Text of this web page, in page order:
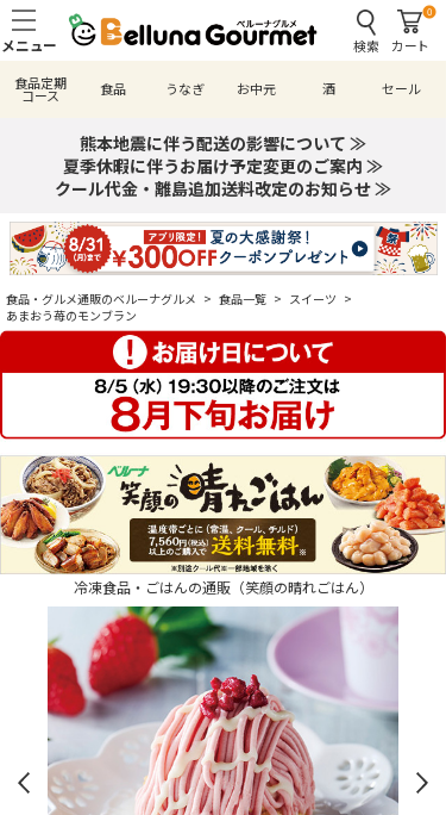
検索
0
カート
食品定期
コース 食品 うなぎ お中元 酒 セール
熊本地震に伴う配送の影響について ≫
夏季休暇に伴うお届け予定変更のご案内 ≫
クール代金・離島追加送料改定のお知らせ ≫
食品・グルメ通販のベルーナグルメ > 食品一覧 > スイーツ >
あまおう苺のモンブラン
冷凍食品・ごはんの通販（笑顔の晴れごはん）